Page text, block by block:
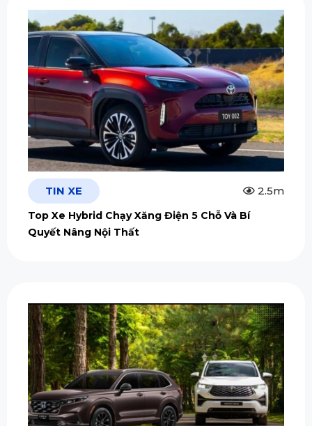
TIN XE 2.5m
Top Xe Hybrid Chạy Xăng Điện 5 Chỗ Và Bí
Quyết Nâng Nội Thất